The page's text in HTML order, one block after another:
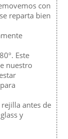
con
reparta bien
Este
nuestro
antes de
y